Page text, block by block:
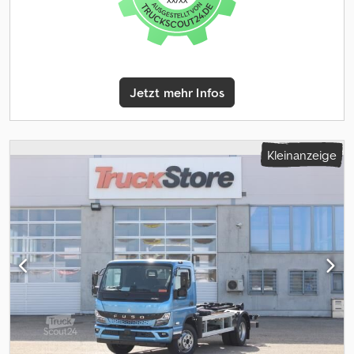
Garantie auf das Grundfahrzeug ab Tag der Erstzulassung bzw. bis
100.000km. Komfort Kabine mit folgender Ausstattung: el.-
Fensterheber el.- Spiegel beheizbar Zentralverriegelung mit
verstellbar Fahrerairbag 2 DIN Radio mit Apple Carplay und
Rückfahrkamera Tachograf mit Digitaltechnik Fahrtenschreiber
EG-Kontrollgerät Ablage über Windschutzscheibe & hinter Sitz
verschließbar Nebelscheinwerfer mit Tagfahrlicht automatisch
kippbares Fahrerhaus Spurhalteassistent Not-Bremsassistent
Abbiegeassistent Klimaautomatik Tachograph in Digital Lenkrad
mit Bedieneinheit LED Arbeitsscheinwerfer hinten LED
Rückfahrscheinerfer * Andere Fahrerhausvarianten, Radstände,
Aufbauten und Hydraulikanlagen für Schneepflug und Streuer
vorrätig bzw. kurzfristig lieferbar. Bitte Anfragen!!! Abrollsystem
KING HZ6 90er Hakenhöhe Schubarmsystem flacher
Aufzugswinkel hydraulische Containerverriegelung inkl.
Funksteuerung Zug und Kippkraft 6000kg Mechanische
Hakensicherung Lasthalteventile an allen Hydraulikzylindern Not-
Aus Funktion Aufbau CE- geprüft Antrieb über Fahrzeughydraulik
Für Abrollbehälter von:2800 bis 4000mm länge. Verschiedene
Jetzt mehr Infos
Kleinanzeige